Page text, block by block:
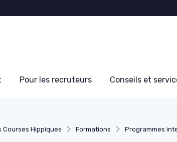
Pour les recruteurs Conseils et
Courses Hippiques Formations Programmes